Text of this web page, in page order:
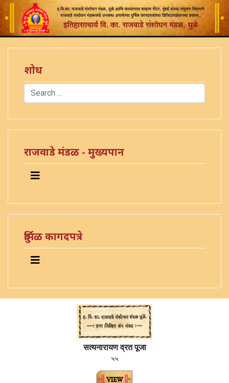
शोध
Search
राजवाडे मंडळ - मुख्यपान
दुर्मिळ कागदपत्रे
सत्यनारायण व्रत पूजा
५५